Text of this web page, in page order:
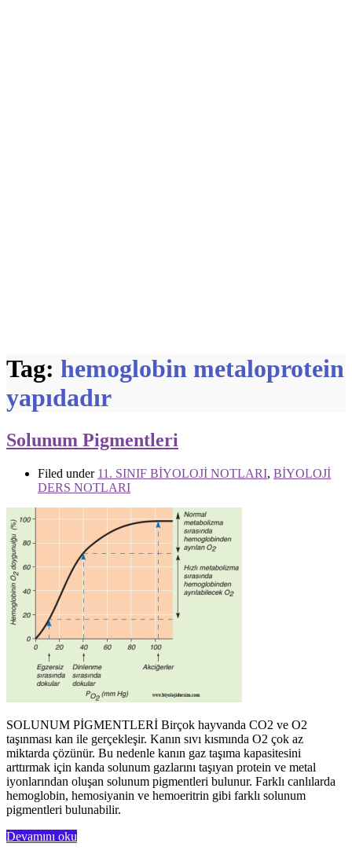
Tag: hemoglobin metaloprotein
yapıdadır
Solunum Pigmentleri
Filed under 11. SINIF BİYOLOJİ NOTLARI, BİYOLOJİ
DERS NOTLARI
SOLUNUM PİGMENTLERİ Birçok hayvanda CO2 ve O2
taşınması kan ile gerçekleşir. Kanın sıvı kısmında O2 çok az
miktarda çözünür. Bu nedenle kanın gaz taşıma kapasitesini
arttırmak için kanda solunum gazlarını taşıyan protein ve metal
iyonlarından oluşan solunum pigmentleri bulunur. Farklı canlılarda
hemoglobin, hemosiyanin ve hemoeritrin gibi farklı solunum
pigmentleri bulunabilir.
Devamını oku